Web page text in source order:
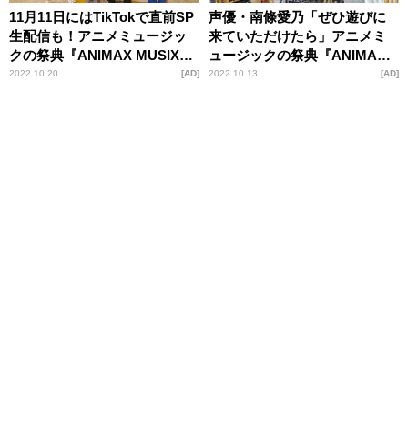
11月11日にはTikTokで直前SP
生配信も！アニメミュージッ
クの祭典『ANIMAX MUSIX
2022』が11月19日横浜アリー
2022.10.20 AD
声優・南條愛乃「ぜひ遊びに
来ていただけたら」アニメミ
ュージックの祭典『ANIMAX
MUSIX 2022』が11月19日横浜
2022.10.13 AD